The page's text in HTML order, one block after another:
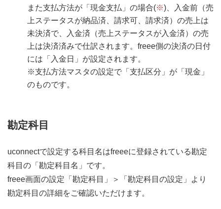
また支払方法が「現金支払」の場合(※)、入金前（売
上ステータスが納品済、請求可、請求済）の売上は
未決済で、入金済（売上ステータスが入金済）の売
上は決済済みで仕訳されます。freee側の決済の日付
には「入金日」が設定されます。
※支払方法マスタの設定で「支払区分」が「現金」
のものです。
勘定科目
uconnectで設定する科目名はfreeeに登録されている勘定
科目の「勘定科目名」です。
freee画面の設定「勘定科目」＞「勘定科目の設定」より
勘定科目の詳細をご確認いただけます。